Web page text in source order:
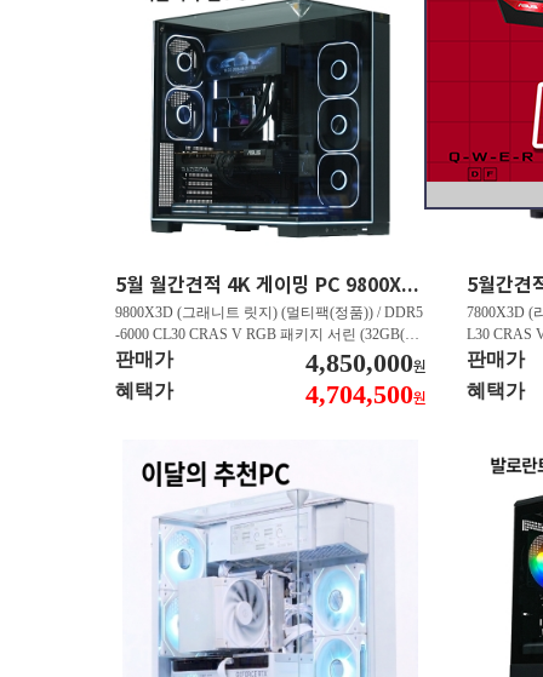
5월 월간견적 4K 게이밍 PC 9800X3D RTX 5070 Ti GY508
9800X3D (그래니트 릿지) (멀티팩(정품)) / DDR5
-6000 CL30 CRAS V RGB 패키지 서린 (32GB(16
Gx2)) / B850M AORUS ELITE WIFI6E 피씨디렉
트 / 지포스 RTX 5070 Ti GAMING OC D7 16GB
피씨디렉트 / EXCERIA 히트싱크 M.2 NVMe (2T
판매가 4,850,000원
혜택가 4,704,500원
7800X3D (
L30 CRAS
B850M
스 RTX
A 히트싱크
판매가
혜택가